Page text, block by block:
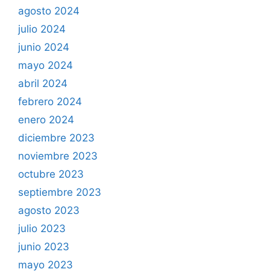
agosto 2024
julio 2024
junio 2024
mayo 2024
abril 2024
febrero 2024
enero 2024
diciembre 2023
noviembre 2023
octubre 2023
septiembre 2023
agosto 2023
julio 2023
junio 2023
mayo 2023